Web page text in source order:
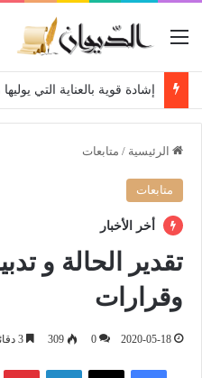
القائمة
الرئيسية / متابعات
متابعات
أخر الأخبار
تقدير الحالة و
وقرارات
2020-05-18
0
309
فيسبوك ‫X لينكدإن